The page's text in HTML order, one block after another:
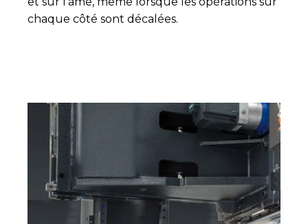
chaque côté sont décalées.